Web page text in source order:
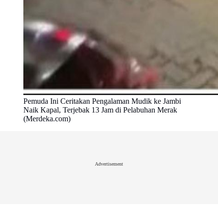
Pemuda Ini Ceritakan Pengalaman Mudik ke Jambi
Naik Kapal, Terjebak 13 Jam di Pelabuhan Merak
(Merdeka.com)
Advertisement